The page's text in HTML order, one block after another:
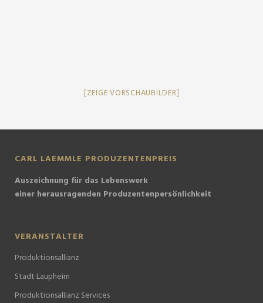
[ZEIGE VORSCHAUBILDER]
CARL LAEMMLE PRODUZENTENPREIS
Auszeichnung für das Lebenswerk
einer herausragenden Produzentenpersönlichkeit
VERANSTALTER
Produktionsallianz
Stadt Laupheim
Produktionsallianz Services